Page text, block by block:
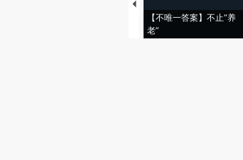
【不唯一答案】不止“养
老”